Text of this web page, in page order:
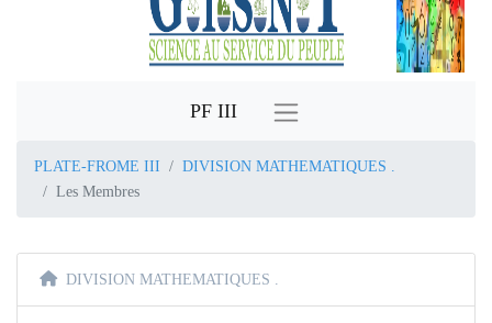
PF III
PLATE-FROME III
DIVISION MATHEMATIQUES .
Les Membres
DIVISION MATHEMATIQUES .